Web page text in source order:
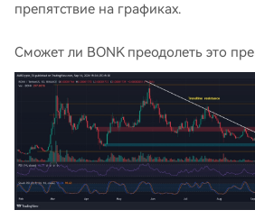
препятствие на графиках.
Сможет ли BONK преодолеть это